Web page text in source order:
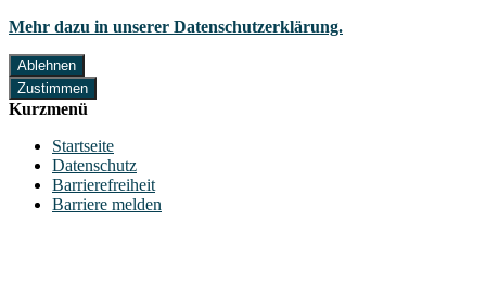
Mehr dazu in unserer Datenschutzerklärung.
Ablehnen
Zustimmen
Kurzmenü
Startseite
Datenschutz
Barrierefreiheit
Barriere melden